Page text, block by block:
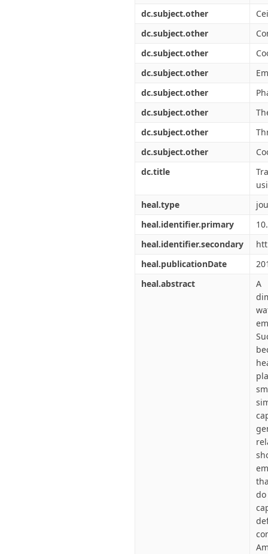
dc.subject.other
dc.subject.other
dc.subject.other
dc.subject.other
dc.subject.other
dc.subject.other
dc.subject.other
dc.subject.other
dc.title
heal.type
heal.identifier.primary
heal.identifier.secondary
heal.publicationDate
heal.abstract
A